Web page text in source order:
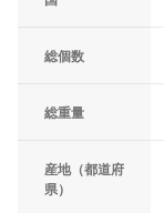
総個数
総重量
産地（都道府
県）